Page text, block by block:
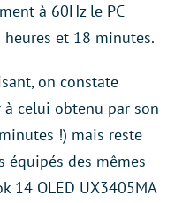
à 60Hz le PC
et 18 minutes.
on constate
celui obtenu par son
!) mais reste
équipés des mêmes
14 OLED UX3405MA